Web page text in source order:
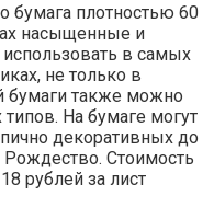
бумага плотностью 60
насыщенные и
в самых
не только в
бумаги также можно
На бумаге могут
декоративных до
Стоимость
рублей за лист